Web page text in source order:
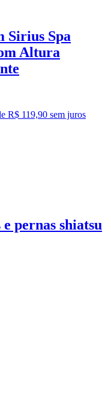
Sirius Spa
Altura
R$ 119,90 sem juros
pernas shiatsu